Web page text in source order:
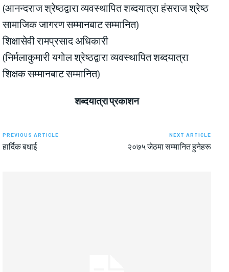
(आनन्दराज श्रेष्ठद्वारा व्यवस्थापित शब्दयात्रा हंसराज श्रेष्ठ
सामाजिक जागरण सम्मानबाट सम्मानित)
शिक्षासेवी रामप्रसाद अधिकारी
(निर्मलाकुमारी यगोल श्रेष्ठद्वारा व्यवस्थापित शब्दयात्रा
शिक्षक सम्मानबाट सम्मानित)
शब्दयात्रा प्रकाशन
PREVIOUS ARTICLE
हार्दिक बधाई
NEXT ARTICLE
२०७५ जेठमा सम्मानित हुनेहरू